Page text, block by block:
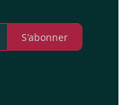
S'abonner